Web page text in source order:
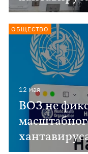
12 мая
ВОЗ не
ОБЩЕСТВО